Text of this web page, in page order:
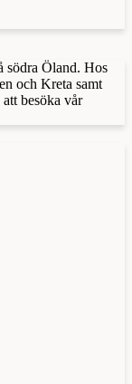
södra Öland. Hos
och Kreta samt
besöka vår